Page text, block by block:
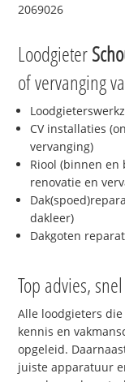
2069026
Loodgieter
of vervanging
CV installaties
vervanging)
Riool (binnen
renovatie en
dakleer)
Dakgoten
Top advies,
Alle loodgieters
kennis en
opgeleid.
juiste apparatuur